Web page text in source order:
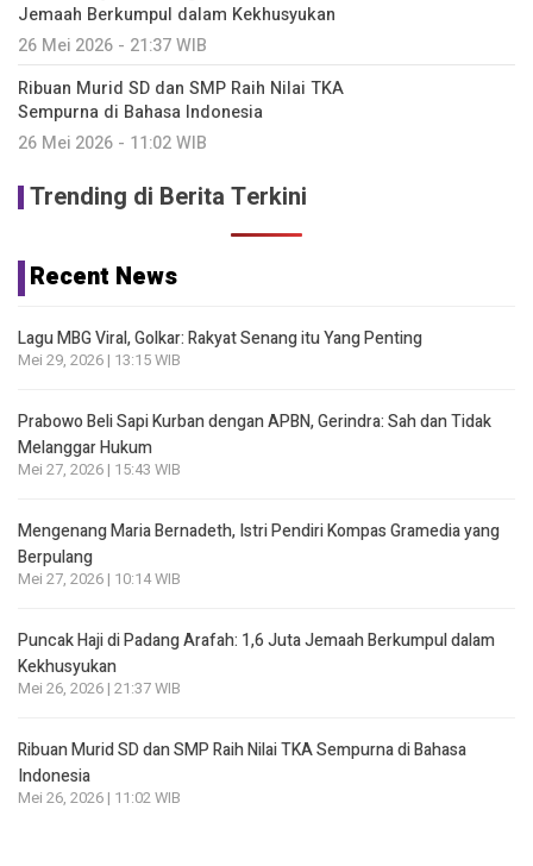
Jemaah Berkumpul dalam Kekhusyukan
26 Mei 2026 - 21:37 WIB
Ribuan Murid SD dan SMP Raih Nilai TKA
Sempurna di Bahasa Indonesia
26 Mei 2026 - 11:02 WIB
Trending di Berita Terkini
Recent News
Lagu MBG Viral, Golkar: Rakyat Senang itu Yang Penting
Mei 29, 2026 | 13:15 WIB
Prabowo Beli Sapi Kurban dengan APBN, Gerindra: Sah dan Tidak
Melanggar Hukum
Mei 27, 2026 | 15:43 WIB
Mengenang Maria Bernadeth, Istri Pendiri Kompas Gramedia yang
Berpulang
Mei 27, 2026 | 10:14 WIB
Puncak Haji di Padang Arafah: 1,6 Juta Jemaah Berkumpul dalam
Kekhusyukan
Mei 26, 2026 | 21:37 WIB
Ribuan Murid SD dan SMP Raih Nilai TKA Sempurna di Bahasa
Indonesia
Mei 26, 2026 | 11:02 WIB